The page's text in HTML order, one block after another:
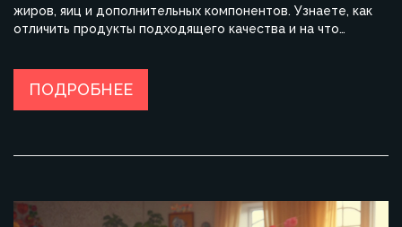
жиров, яиц и дополнительных компонентов. Узнаете, как
отличить продукты подходящего качества и на что
пояснения, почему иногда разница даже в одном
продукте меняет результат на выходе. Статья особенно
ПОДРОБНЕЕ